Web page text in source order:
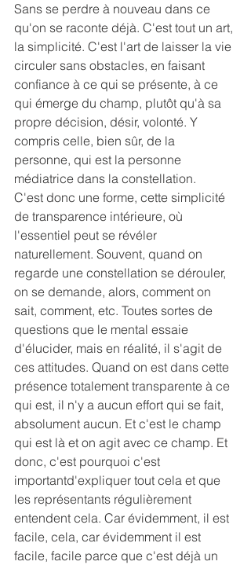
Sans se perdre à nouveau dans ce
qu'on se raconte déjà. C'est tout un art,
la simplicité. C'est l'art de laisser la vie
circuler sans obstacles, en faisant
confiance à ce qui se présente, à ce
qui émerge du champ, plutôt qu'à sa
propre décision, désir, volonté. Y
compris celle, bien sûr, de la
personne, qui est la personne
médiatrice dans la constellation.
C'est donc une forme, cette simplicité
de transparence intérieure, où
l'essentiel peut se révéler
naturellement. Souvent, quand on
regarde une constellation se dérouler,
on se demande, alors, comment on
sait, comment, etc. Toutes sortes de
questions que le mental essaie
d'élucider, mais en réalité, il s'agit de
ces attitudes. Quand on est dans cette
présence totalement transparente à ce
qui est, il n'y a aucun effort qui se fait,
absolument aucun. Et c'est le champ
qui est là et on agit avec ce champ. Et
donc, c'est pourquoi c'est
importantd'expliquer tout cela et que
les représentants régulièrement
entendent cela. Car évidemment, il est
facile, cela, car évidemment il est
facile, facile parce que c'est déjà un